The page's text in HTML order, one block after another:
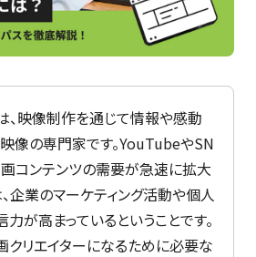
体験授業
、映像制作を通じて情報や感動
像の専門家です。YouTubeやSN
画コンテンツの需要が急速に拡大
、企業のマーケティング活動や個人
が高まっているということです。
クリエイターになるために必要な